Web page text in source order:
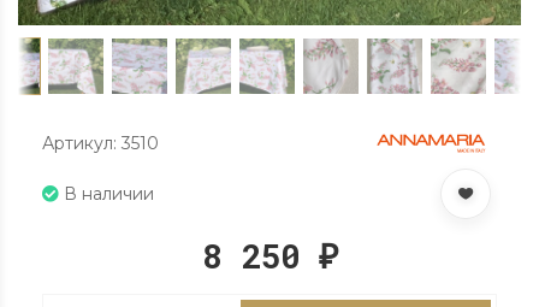
Артикул: 3510
В наличии
8 250 ₽